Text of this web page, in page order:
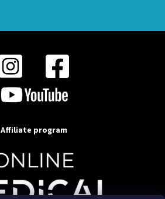
Affiliate program